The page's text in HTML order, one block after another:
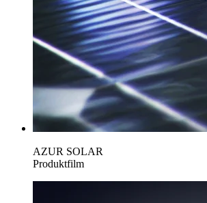
AZUR SOLAR
Produktfilm